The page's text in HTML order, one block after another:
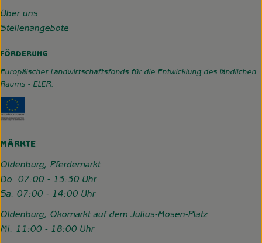
Über uns
Stellenangebote
FÖRDERUNG
Europäischer Landwirtschaftsfonds für die Entwicklung des ländlichen
Raums - ELER.
MÄRKTE
Oldenburg, Pferdemarkt
Do. 07:00 - 13:30 Uhr
Sa. 07:00 - 14:00 Uhr
Oldenburg, Ökomarkt auf dem Julius-Mosen-Platz
Mi. 11:00 - 18:00 Uhr